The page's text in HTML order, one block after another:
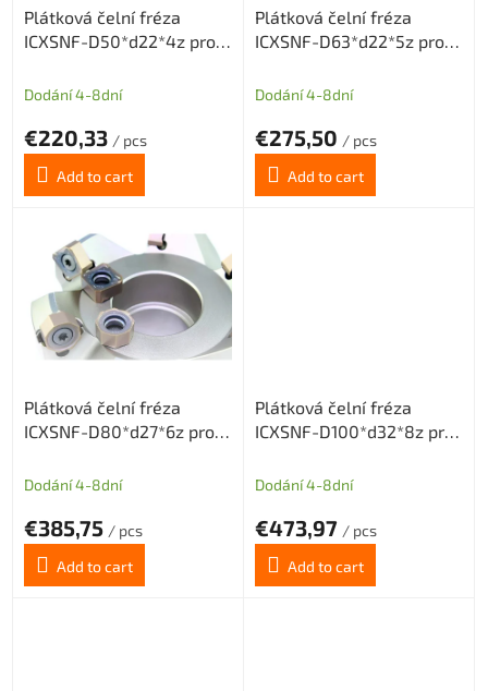
Plátková čelní fréza
ICXSNF-D50*d22*4z pro
SNMX1205
Dodání 4-8dní
€220,33 / pcs
Add to cart
Plátková čelní fréza
ICXSNF-D63*d22*5z pro
SNMX1205
Dodání 4-8dní
€275,50 / pcs
Add to cart
Plátková čelní fréza
ICXSNF-D80*d27*6z pro
SNMX1205
Dodání 4-8dní
€385,75 / pcs
Add to cart
Plátková čelní fréza
ICXSNF-D100*d32*8z pro
SNMX1205
Dodání 4-8dní
€473,97 / pcs
Add to cart